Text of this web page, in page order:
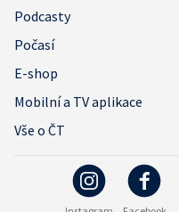
Podcasty
Počasí
E-shop
Mobilní a TV aplikace
Vše o ČT